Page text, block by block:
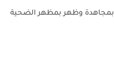
وظهر بمظهر الضحية